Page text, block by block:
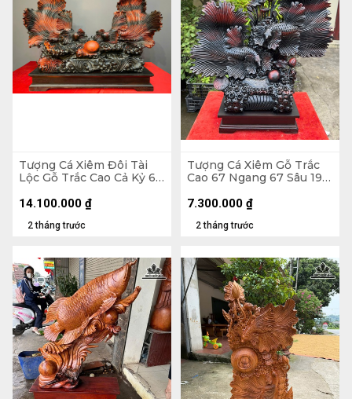
Tượng Cá Xiêm Đôi Tài
Lộc Gỗ Trắc Cao Cả Kỷ 66
Kỷ Cao 10
2 tháng trước
14.100.000 ₫
Tượng Cá Xiêm Gỗ Trắc
Cao 67 Ngang 67 Sâu 19
2 tháng trước
7.300.000 ₫